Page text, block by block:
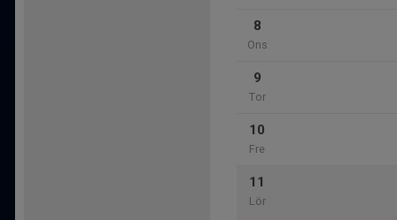
8
Ons
9
Tor
10
Fre
11
Lör